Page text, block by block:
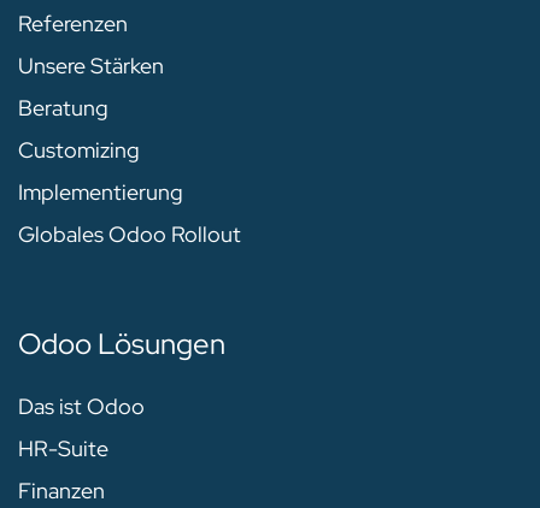
Referenzen
Unsere Stärken
Beratung
Customizing
Implementierung
Globales Odoo Rollout
Odoo Lösungen
Das ist Odoo
HR-Suite
Finanzen